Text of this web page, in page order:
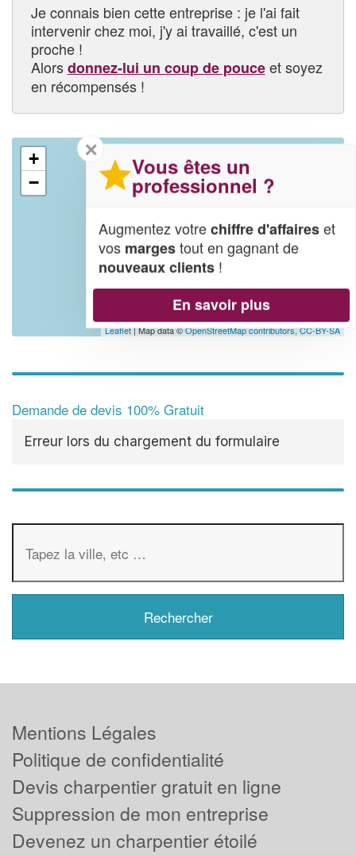
Je connais bien cette entreprise : je l'ai fait
intervenir chez moi, j'y ai travaillé, c'est un
proche !
Alorsdonnez-lui un coup de pouceet soyez
en récompensés !
+
−
Leaflet| Map data ©OpenStreetMap contributors,CC-BY-SA
Demande de devis 100% Gratuit
Erreur lors du chargement du formulaire
✕
Vous êtes un
professionnel ?
Augmentez votrechiffre d'affaireset
vos margestout en gagnant de
nouveaux clients !
En savoir plus
Mentions Légales
Politique de confidentialité
Devis charpentier gratuit en ligne
Suppression de mon entreprise
Devenez un charpentier étoilé